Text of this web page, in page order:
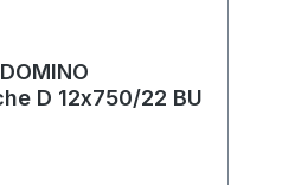
D 12x750/22 BU